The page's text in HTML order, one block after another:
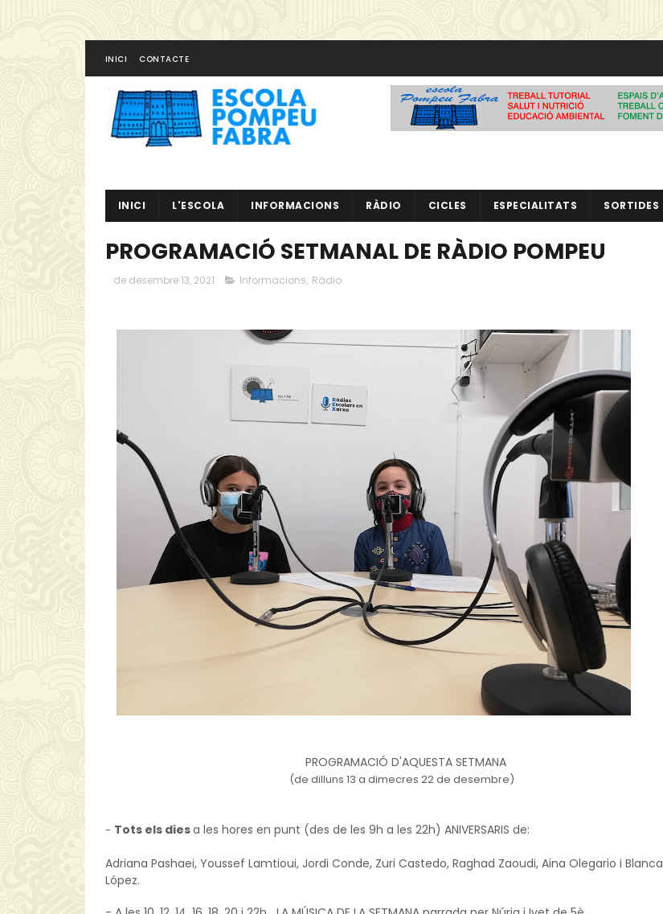
INICI CONTACTE
INICI L'ESCOLA INFORMACIONS RÀDIO CICLES ESPECIALITATS SORTIDES
PROGRAMACIÓ SETMANAL DE RÀDIO POMPEU
de desembre 13, 2021 Informacions, Ràdio
PROGRAMACIÓ D'AQUESTA SETMANA
(de dilluns 13 a dimecres 22 de desembre)
- Tots els diesa les hores en punt (des de les 9h a les 22h) ANIVERSARIS de:
Adriana Pashaei, Youssef Lamtioui, Jordi Conde, Zuri Castedo, Raghad Zaoudi, Aina Olegario i Blanca
López.